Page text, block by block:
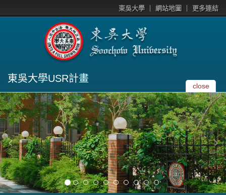
東吳大學 網站地圖 更多連結
東吳大學USR計畫
close